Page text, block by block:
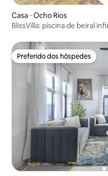
Casa ⋅ Ocho Rios
BlissVilla: piscina de beiral
Preferido dos hóspedes
Preferido dos hóspedes